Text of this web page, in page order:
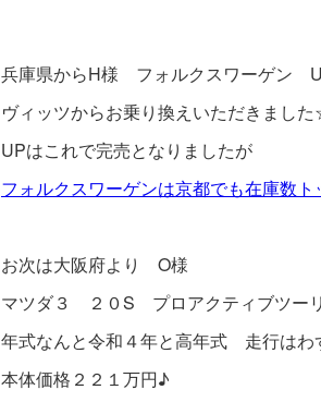
兵庫県からH様 フォルクスワーゲン
ヴィッツからお乗り換えいただきまし
UPはこれで完売となりましたが
フォルクスワーゲンは京都でも在庫数
お次は大阪府より O様
マツダ３ ２０S プロアクティブツー
年式なんと令和４年と高年式 走行はわ
本体価格２２１万円♪